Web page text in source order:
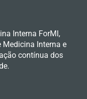
Interna ForMI,
Medicina Interna e
contínua dos